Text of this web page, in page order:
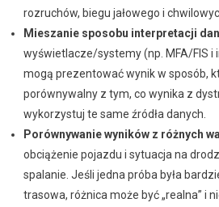
rozruchów, biegu jałowego i
Mieszanie sposobu interpretacji
wyświetlacze/systemy (np. MFA/FIS i
mogą prezentować wynik w sposób,
porównywalny z tym, co wynika z
wykorzystuj te same źródła danych.
Porównywanie wyników z różnych
obciążenie pojazdu i sytuacja na
spalanie. Jeśli jedna próba była
trasowa, różnica może być „realna” i